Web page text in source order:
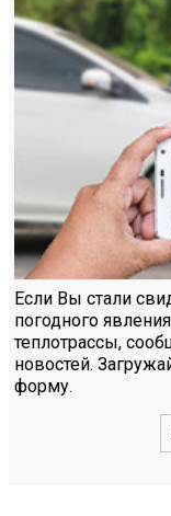
Если Вы стали
погодного
теплотрассы,
новостей.
форму.